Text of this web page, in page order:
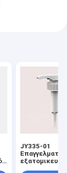
JY335-01